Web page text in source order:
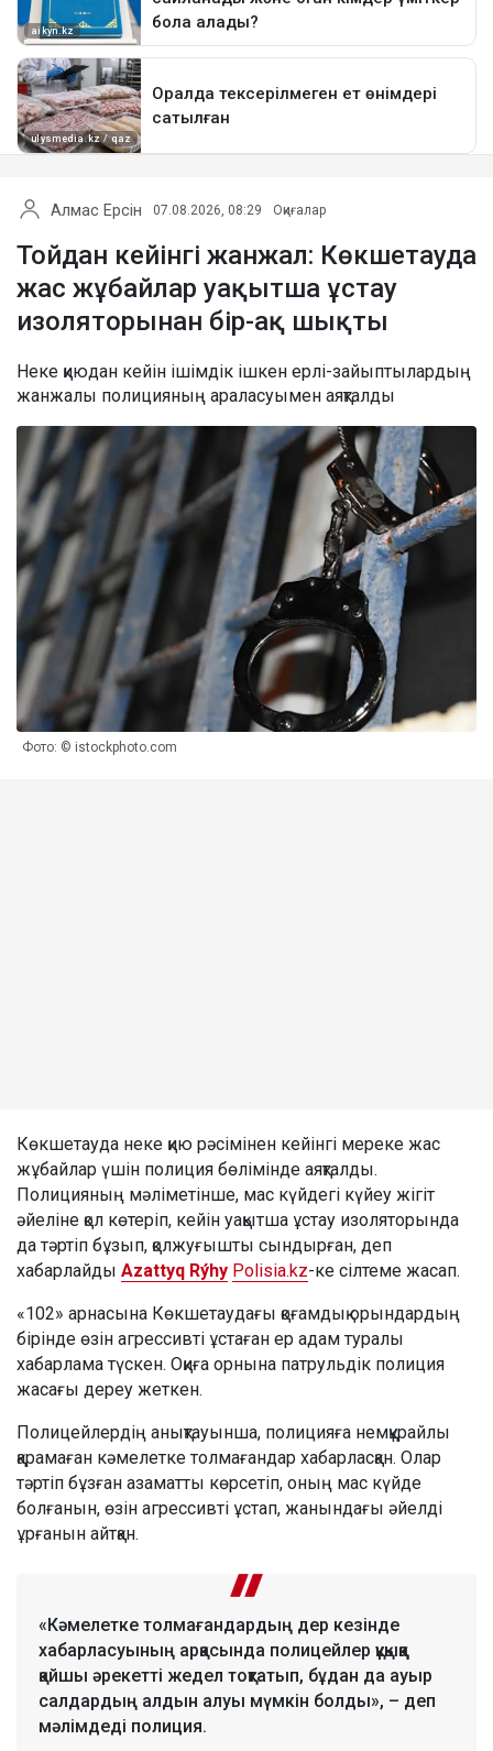
Алмас Ерсін 07.08.2026, 08:29 Оқиғалар
Тойдан кейінгі жанжал: Көкшетауда
жас жұбайлар уақытша ұстау
изоляторынан бір-ақ шықты
Неке қиюдан кейін ішімдік ішкен ерлі-зайыптылардың
жанжалы полицияның араласуымен аяқталды
Фото: © istockphoto.com
Көкшетауда неке қию рәсімінен кейінгі мереке жас
жұбайлар үшін полиция бөлімінде аяқталды.
Полицияның мәліметінше, мас күйдегі күйеу жігіт
әйеліне қол көтеріп, кейін уақытша ұстау изоляторында
да тәртіп бұзып, қолжуғышты сындырған, деп
хабарлайды Azattyq Rýhy Polisia.kz-ке сілтеме жасап.
«102» арнасына Көкшетаудағы қоғамдық орындардың
бірінде өзін агрессивті ұстаған ер адам туралы
хабарлама түскен. Оқиға орнына патрульдік полиция
жасағы дереу жеткен.
Полицейлердің анықтауынша, полицияға немқұрайлы
қарамаған кәмелетке толмағандар хабарласқан. Олар
тәртіп бұзған азаматты көрсетіп, оның мас күйде
болғанын, өзін агрессивті ұстап, жанындағы әйелді
ұрғанын айтқан.
«Кәмелетке толмағандардың дер кезінде
хабарласуының арқасында полицейлер құқыққа
қайшы әрекетті жедел тоқтатып, бұдан да ауыр
салдардың алдын алуы мүмкін болды», – деп
мәлімдеді полиция.